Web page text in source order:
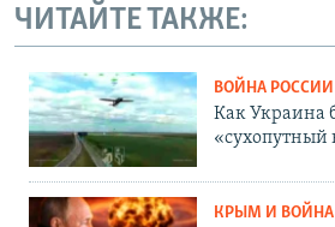
ЧИТАЙТЕ ТАКЖЕ:
ВОЙНА
Как Украина
КРЫМ И ВОЙНА